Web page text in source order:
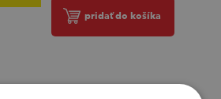
pridať do košíka